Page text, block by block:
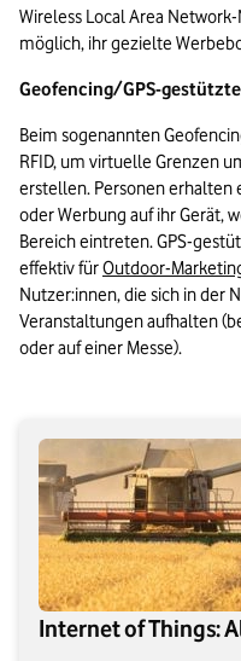
Wireless Local Area
möglich, ihr gezielte
Geofencing/GPS-
Beim sogenannten
RFID, um virtuelle Grenzen
erstellen. Personen erhalten
oder Werbung auf ihr Gerät,
Bereich eintreten. GPS-
effektiv für Outdoor-
Nutzer:innen, die sich in der
Veranstaltungen aufhalten
oder auf einer Messe).
Internet of Things: